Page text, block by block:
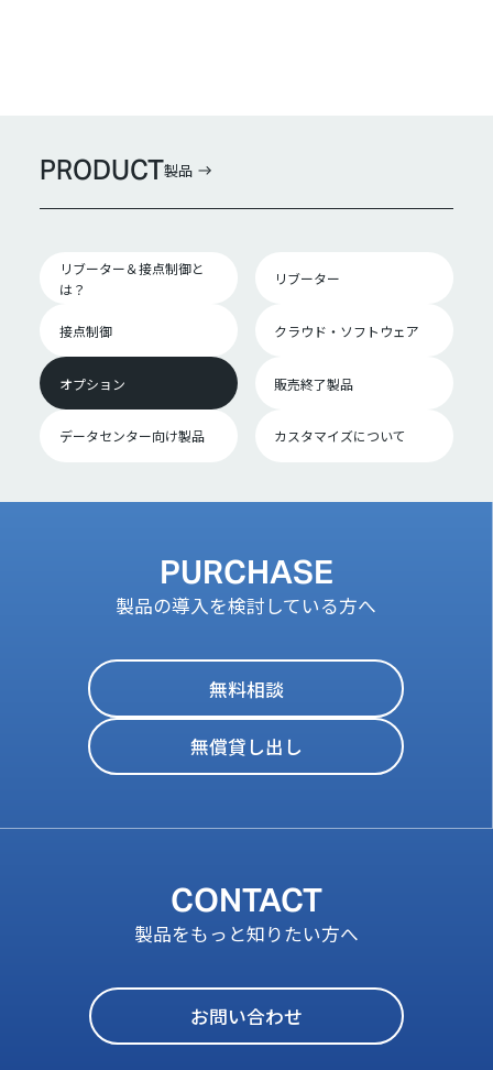
PRODUCT製品
リブーター＆接点制御と
は？
リブーター
接点制御 クラウド・ソフトウェア
オプション 販売終了製品
データセンター向け製品 カスタマイズについて
PURCHASE
製品の導入を検討している方へ
無料相談
無償貸し出し
CONTACT
製品をもっと知りたい方へ
お問い合わせ